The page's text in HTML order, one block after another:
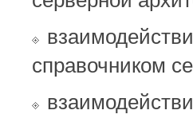
справочником